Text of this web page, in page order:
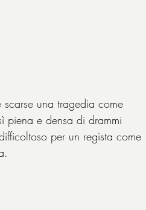
una tragedia come
piena e densa di drammi
per un regista come